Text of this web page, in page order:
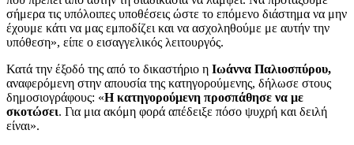
σήμερα τις υπόλοιπες υποθέσεις ώστε το επόμενο διάστημα να μην
έχουμε κάτι να μας εμποδίζει και να ασχοληθούμε με αυτήν την
υπόθεση», είπε ο εισαγγελικός λειτουργός.
Κατά την έξοδό της από το δικαστήριο η Ιωάννα Παλιοσπύρου,
αναφερόμενη στην απουσία της κατηγορούμενης, δήλωσε στους
δημοσιογράφους: «Η κατηγορούμενη προσπάθησε να με
σκοτώσει. Για μια ακόμη φορά απέδειξε πόσο ψυχρή και δειλή
είναι».